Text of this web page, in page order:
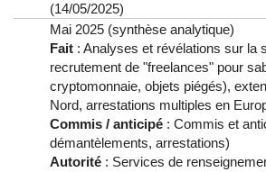
(14/05/2025)
Mai 2025 (synthèse analytique)
Fait : Analyses et révélations sur la
recrutement de "freelances" pour
cryptomonnaie, objets piégés),
Nord, arrestations multiples en
Commis / anticipé : Commis et
démantèlements, arrestations)
Autorité : Services de